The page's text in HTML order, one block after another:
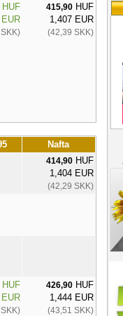
415,90HUF
1,407 EUR
(42,39 SKK)
Nafta
414,90HUF
1,404 EUR
(42,29 SKK)
426,90HUF
1,444 EUR
(43,51 SKK)